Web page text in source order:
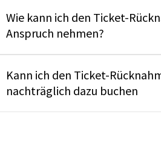
Wie kann ich den Ticket-
Anspruch nehmen?
Kann ich den Ticket-
nachträglich dazu buchen